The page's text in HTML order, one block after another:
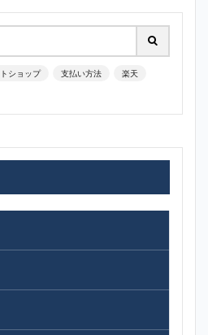
ショップ 支払い方法 楽天